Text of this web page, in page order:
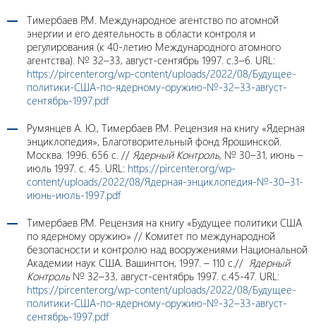
Тимербаев Р.М. Международное агентство по атомной
энергии и его деятельность в области контроля и
регулирования (к 40-летию Международного атомного
агентства). № 32–33, август-сентябрь 1997. c.3–6. URL:
https://pircenter.org/wp-content/uploads/2022/08/Будущее-
политики-США-по-ядерному-оружию-№-32–33-август-
сентябрь-1997.pdf
Румянцев А. Ю., Тимербаев Р.М. Рецензия на книгу «Ядерная
энциклопедия», Благотворительный фонд Ярошинской.
Москва. 1996. 656 с. // Ядерный Контроль, № 30–31, июнь –
июль 1997. c. 45. URL: https://pircenter.org/wp-
content/uploads/2022/08/Ядерная-энциклопедия-№-30–31-
июнь-июль-1997.pdf
Тимербаев Р.М. Рецензия на книгу «Будущее политики США
по ядерному оружию» // Комитет по международной
безопасности и контролю над вооружениями Национальной
Академии наук США. Вашингтон, 1997. – 110 с.// Ядерный
Контроль № 32–33, август-сентябрь 1997. с.45-47. URL:
https://pircenter.org/wp-content/uploads/2022/08/Будущее-
политики-США-по-ядерному-оружию-№-32–33-август-
сентябрь-1997.pdf